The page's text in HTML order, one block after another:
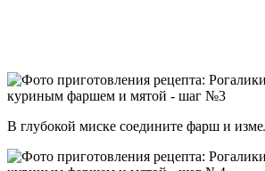
В глубокой миске соедините фарш и